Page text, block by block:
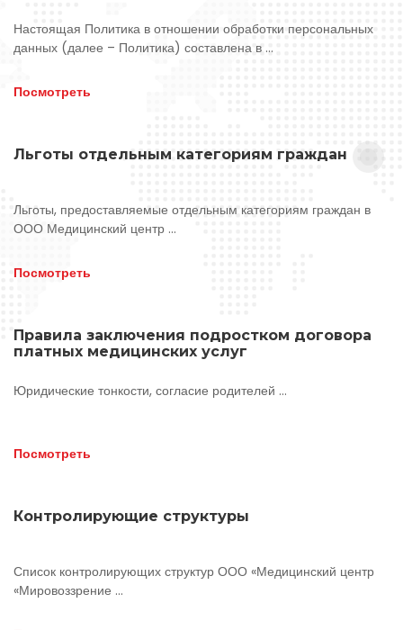
Настоящая Политика в отношении обработки персональных
данных (далее – Политика) составлена в ...
Посмотреть
Льготы отдельным категориям граждан
Льготы, предоставляемые отдельным категориям граждан в
ООО Медицинский центр ...
Посмотреть
Правила заключения подростком договора
платных медицинских услуг
Юридические тонкости, согласие родителей ...
Посмотреть
Контролирующие структуры
Список контролирующих структур ООО «Медицинский центр
«Мировоззрение ...